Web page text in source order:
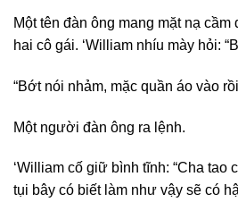
Một tên đàn ông mang mặt nạ
hai cô gái. ‘William nhíu mày hỏi:
“Bớt nói nhảm, mặc quần áo vào
Một người đàn ông ra lệnh.
‘William cố giữ bình tĩnh: “Cha tao
tụi bây có biết làm như vậy sẽ có